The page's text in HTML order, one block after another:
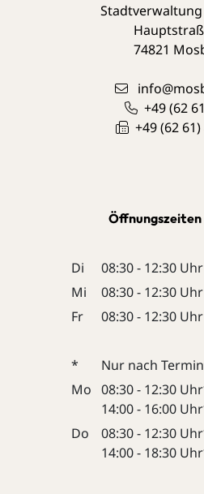
74821
+49 (62
+49 (62 61)
Öffnungszeiten
Di
08:30 - 12:30 Uhr
Mi
08:30 - 12:30 Uhr
Fr
08:30 - 12:30 Uhr
*
Nur nach
Mo 08:30 - 12:30
14:00 - 16:00
Do
08:30 - 12:30
14:00 - 18:30